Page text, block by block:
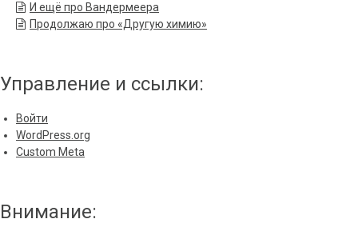
И ещё про Вандермеера
Продолжаю про «Другую химию»
Управление и ссылки:
Войти
WordPress.org
Custom Meta
Внимание: